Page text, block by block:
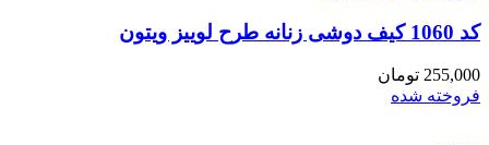
کد 1060 کیف دوشی زنانه طرح لوییز ویتون
255,000 تومان
فروخته شده